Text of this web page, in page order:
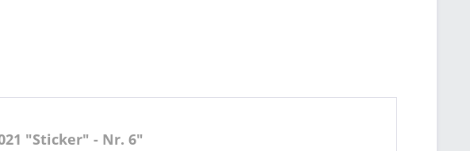
"Sticker" - Nr. 6"